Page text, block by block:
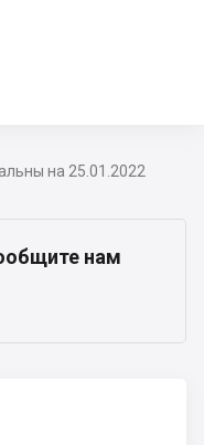
на 25.01.2022
нам